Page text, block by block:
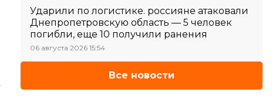
Ударили по логистике. россияне атаковали
Днепропетровскую область — 5 человек
погибли, еще 10 получили ранения
06 августа 2026 15:54
Все новости